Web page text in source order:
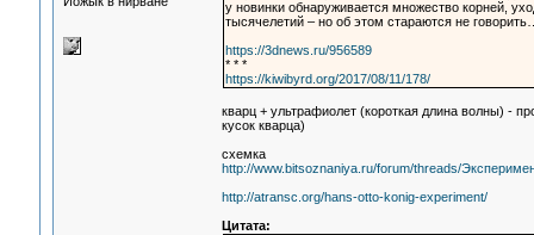
у новинки обнаруживается множество корней,
тысячелетий – но об этом стараются не
https://3dnews.ru/956589
* * *
https://kiwibyrd.org/2017/08/11/178/
кварц + ультрафиолет (короткая длина волны) -
кусок кварца)
схемка
http://www.bitsoznaniya.ru/forum/threads/
http://atransc.org/hans-otto-konig-experiment/
Цитата: